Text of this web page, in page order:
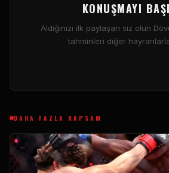
KONUŞMAYI
Aldığınızı ilk paylaşan siz olun
tahminleri diğer hayranlarla
DAHA FAZLA KAPSAM